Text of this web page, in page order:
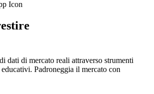
dati di mercato reali attraverso strumenti
Padroneggia il mercato con